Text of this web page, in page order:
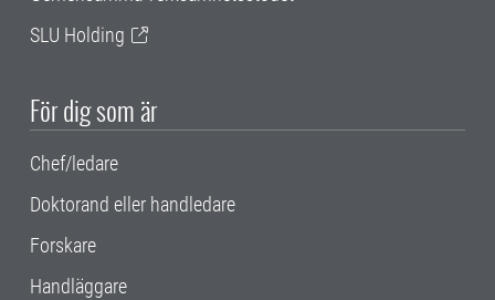
SLU Holding
För dig som är
Chef/ledare
Doktorand eller handledare
Forskare
Handläggare